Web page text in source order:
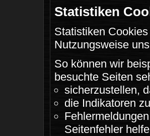
Statistiken
Statistiken
Nutzungsweise
So können wir
besuchte Seiten
sicherzustellen,
die Indikatoren
Seitenfehler